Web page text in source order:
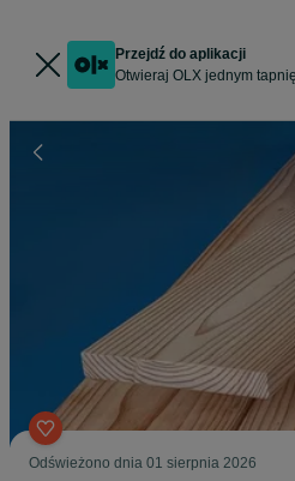
Przejdź do aplikacji
Otwieraj OLX jednym
Odświeżono dnia 01 sierpnia 2026